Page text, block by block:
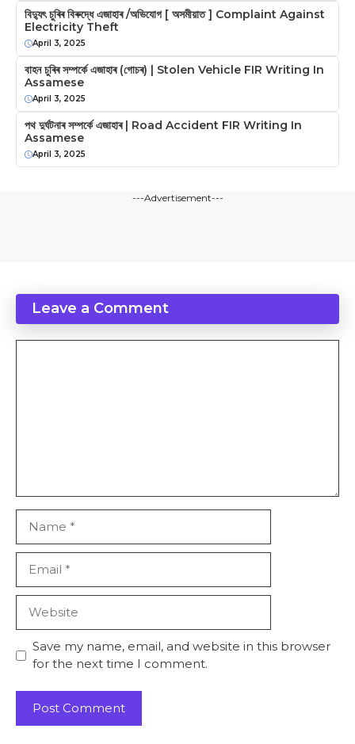
বিদ্যুৎ চুৰিৰ বিৰুদ্ধে এজাহাৰ /অভিযোগ [ অসমীয়াত ] Complaint Against
Electricity Theft
April 3, 2025
বাহন চুৰিৰ সম্পৰ্কে এজাহাৰ (গোচৰ) | Stolen Vehicle FIR Writing In
Assamese
April 3, 2025
পথ দুৰ্ঘটনাৰ সম্পৰ্কে এজাহাৰ | Road Accident FIR Writing In
Assamese
April 3, 2025
---Advertisement---
Leave a Comment
Save my name, email, and website in this browser
for the next time I comment.